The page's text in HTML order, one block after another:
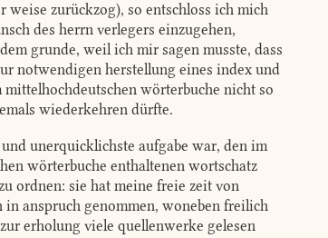
weise zurückzog), so entschloss ich mich
des herrn verlegers einzugehen,
grunde, weil ich mir sagen musste, dass
notwendigen herstellung eines index und
mittelhochdeutschen wörterbuche nicht so
wiederkehren dürfte.
unerquicklichste aufgabe war, den im
wörterbuche enthaltenen wortschatz
zu ordnen: sie hat meine freie zeit von
in anspruch genommen, woneben freilich
erholung viele quellenwerke gelesen